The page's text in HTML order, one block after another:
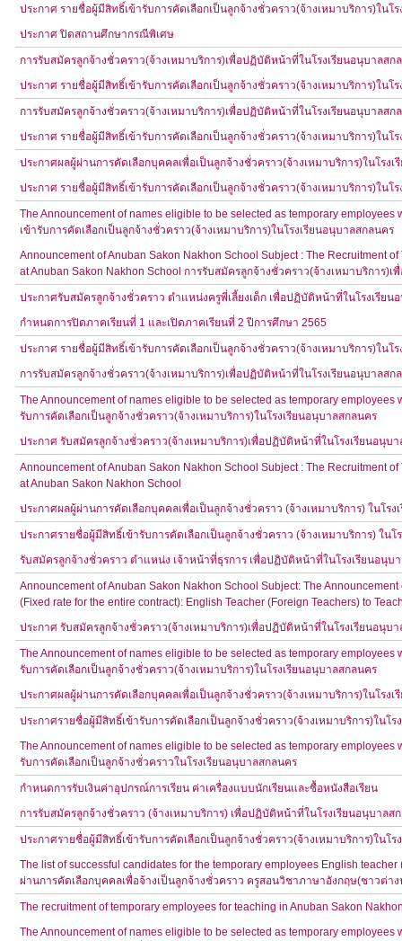
ประกาศ รายชื่อผู้มีสิทธิ์เข้ารับการคัดเลือกเป็นลูกจ้างชั่วคราว(จ้างเหมาบริการ)ในโ
ประกาศ ปิดสถานศึกษากรณีพิเศษ
การรับสมัครลูกจ้างชั่วคราว(จ้างเหมาบริการ)เพื่อปฏิบัติหน้าที่ในโรงเรียนอนุบาลสก
ประกาศ รายชื่อผู้มีสิทธิ์เข้ารับการคัดเลือกเป็นลูกจ้างชั่วคราว(จ้างเหมาบริการ)ในโ
การรับสมัครลูกจ้างชั่วคราว(จ้างเหมาบริการ)เพื่อปฏิบัติหน้าที่ในโรงเรียนอนุบาลสก
ประกาศ รายชื่อผู้มีสิทธิ์เข้ารับการคัดเลือกเป็นลูกจ้างชั่วคราว(จ้างเหมาบริการ)ในโ
ประกาศผลผู้ผ่านการคัดเลือกบุคคลเพื่อเป็นลูกจ้างชั่วคราว(จ้างเหมาบริการ)ในโรง
ประกาศ รายชื่อผู้มีสิทธิ์เข้ารับการคัดเลือกเป็นลูกจ้างชั่วคราว(จ้างเหมาบริการ)ในโ
The Announcement of names eligible to be selected as temporary
เข้ารับการคัดเลือกเป็นลูกจ้างชั่วคราว(จ้างเหมาบริการ)ในโรงเรียนอนุบาลสกลนคร
Announcement of Anuban Sakon Nakhon School Subject : The Recruitment
at Anuban Sakon Nakhon School การรับสมัครลูกจ้างชั่วคราว(จ้างเหมาบริการ)
ประกาศรับสมัครลูกจ้างชั่วคราว ตำแหน่งครูพี่เลี้ยงเด็ก เพื่อปฏิบัติหน้าที่ในโรงเรียน
กำหนดการปิดภาคเรียนที่ 1 และเปิดภาคเรียนที่ 2 ปีการศึกษา 2565
ประกาศ รายชื่อผู้มีสิทธิ์เข้ารับการคัดเลือกเป็นลูกจ้างชั่วคราว(จ้างเหมาบริการ)ในโ
การรับสมัครลูกจ้างชั่วคราว(จ้างเหมาบริการ)เพื่อปฏิบัติหน้าที่ในโรงเรียนอนุบาลสก
The Announcement of names eligible to be selected as temporary
รับการคัดเลือกเป็นลูกจ้างชั่วคราว(จ้างเหมาบริการ)ในโรงเรียนอนุบาลสกลนคร
ประกาศ รับสมัครลูกจ้างชั่วคราว(จ้างเหมาบริการ)เพื่อปฏิบัติหน้าที่ในโรงเรียนอนุบ
Announcement of Anuban Sakon Nakhon School Subject : The Recruitment
at Anuban Sakon Nakhon School
ประกาศผลผู้ผ่านการคัดเลือกบุคคลเพื่อเป็นลูกจ้างชั่วคราว (จ้างเหมาบริการ) ในโร
ประกาศรายชื่อผู้มีสิทธิ์เข้ารับการคัดเลือกเป็นลูกจ้างชั่วคราว (จ้างเหมาบริการ) ในโ
รับสมัครลูกจ้างชั่วคราว ตำแหน่ง เจ้าหน้าที่ธุรการ เพื่อปฏิบัติหน้าที่ในโรงเรียนอนุบ
Announcement of Anuban Sakon Nakhon School Subject: The
(Fixed rate for the entire contract): English Teacher (Foreign Teachers) to
ประกาศ รับสมัครลูกจ้างชั่วคราว(จ้างเหมาบริการ)เพื่อปฏิบัติหน้าที่ในโรงเรียนอนุบ
The Announcement of names eligible to be selected as temporary
รับการคัดเลือกเป็นลูกจ้างชั่วคราว(จ้างเหมาบริการ)ในโรงเรียนอนุบาลสกลนคร
ประกาศผลผู้ผ่านการคัดเลือกบุคคลเพื่อเป็นลูกจ้างชั่วคราว(จ้างเหมาบริการ)ในโรง
ประกาศรายชื่อผู้มีสิทธิ์เข้ารับการคัดเลือกเป็นลูกจ้างชั่วคราว(จ้างเหมาบริการ)ในโร
The Announcement of names eligible to be selected as temporary
รับการคัดเลือกเป็นลูกจ้างชั่วคราวในโรงเรียนอนุบาลสกลนคร
กำหนดการรับเงินค่าอุปกรณ์การเรียน ค่าเครื่องแบบนักเรียนและซื้อหนังสือเรียน
การรับสมัครลูกจ้างชั่วคราว (จ้างเหมาบริการ) เพื่อปฏิบัติหน้าที่ในโรงเรียนอนุบาลส
ประกาศรายชื่อผู้มีสิทธิ์เข้ารับการคัดเลือกเป็นลูกจ้างชั่วคราว(จ้างเหมาบริการ)ในโร
The list of successful candidates for the temporary employees English
ผ่านการคัดเลือกบุคคลเพื่อจ้างเป็นลูกจ้างชั่วคราว ครูสอนวิชาภาษาอังกฤษ(ชาวต่าง
The recruitment of temporary employees for teaching in Anuban Sakon
The Announcement of names eligible to be selected as temporary